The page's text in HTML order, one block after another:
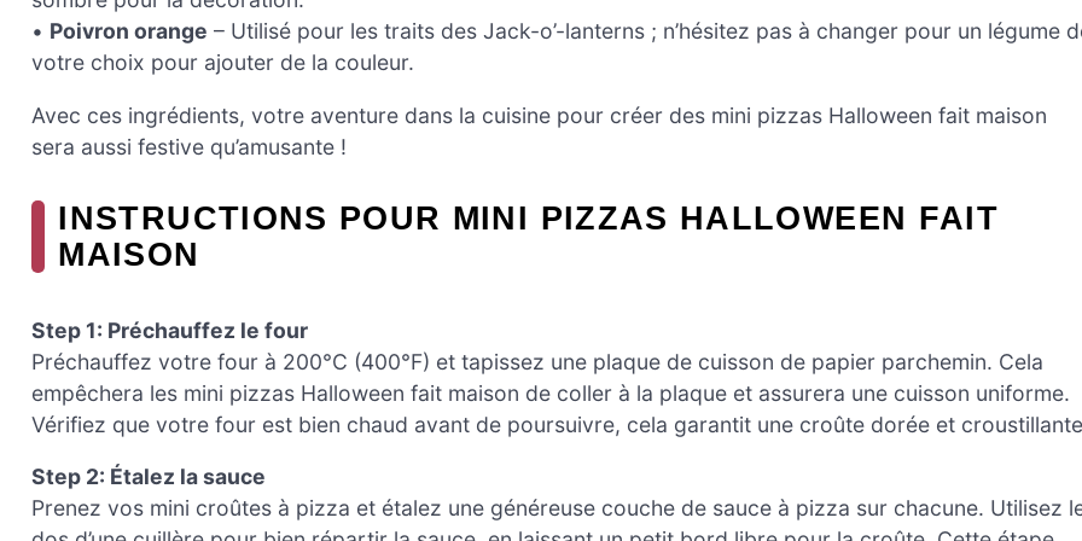
• Poivron orange – Utilisé pour les traits des Jack-o’-lanterns ; n’hésitez pas à changer pour un légume
votre choix pour ajouter de la couleur.
Avec ces ingrédients, votre aventure dans la cuisine pour créer des mini pizzas Halloween fait maison
sera aussi festive qu’amusante !
INSTRUCTIONS POUR MINI PIZZAS HALLOWEEN FAIT
MAISON
Step 1: Préchauffez le four
Préchauffez votre four à 200°C (400°F) et tapissez une plaque de cuisson de papier parchemin. Cela
empêchera les mini pizzas Halloween fait maison de coller à la plaque et assurera une cuisson uniforme.
Vérifiez que votre four est bien chaud avant de poursuivre, cela garantit une croûte dorée et
Step 2: Étalez la sauce
Prenez vos mini croûtes à pizza et étalez une généreuse couche de sauce à pizza sur chacune. Utilisez